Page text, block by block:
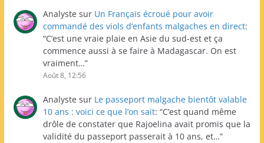
Analyste sur Un Français écroué pour avoir
commandé des viols d’enfants malgaches en direct:
“C’est une vraie plaie en Asie du sud-est et ça
commence aussi à se faire à Madagascar. On est
vraiment…”
Août 8, 12:56
Analyste sur Le passeport malgache bientôt valable
10 ans : voici ce que l’on sait: “C’est quand même
drôle de constater que Rajoelina avait promis que la
validité du passeport passerait à 10 ans, et…”